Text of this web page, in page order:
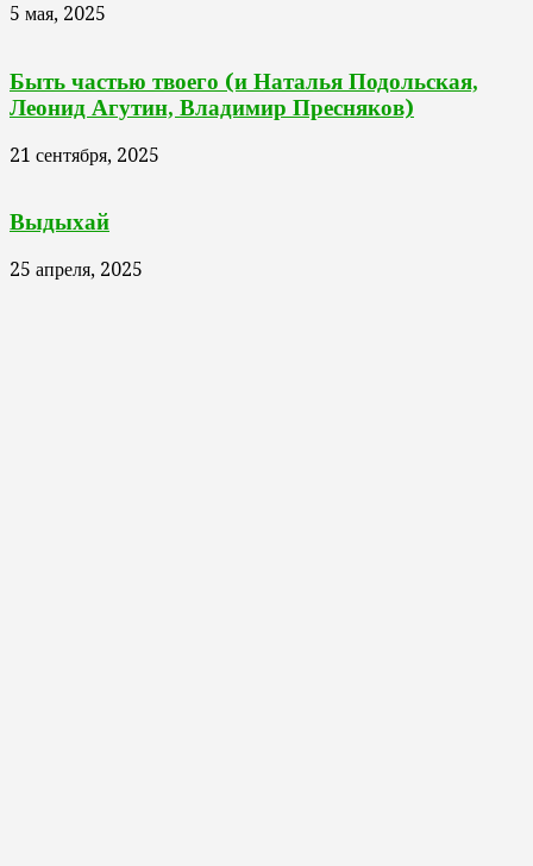
5 мая, 2025
Быть частью твоего (и Наталья Подольская,
Леонид Агутин, Владимир Пресняков)
21 сентября, 2025
Выдыхай
25 апреля, 2025